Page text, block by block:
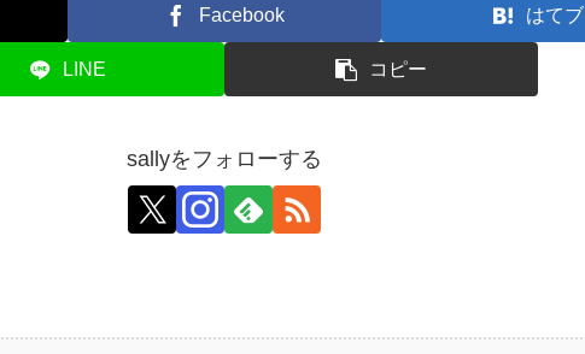
Facebook はてブ
LINE コピー
sallyをフォローする